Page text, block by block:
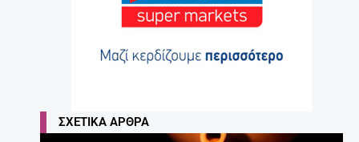
ΣΧΕΤΙΚΆ ΆΡΘΡΑ